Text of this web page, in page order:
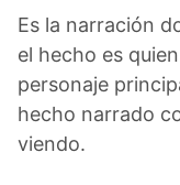
Es la narración
el hecho es
personaje
hecho narrado
viendo.